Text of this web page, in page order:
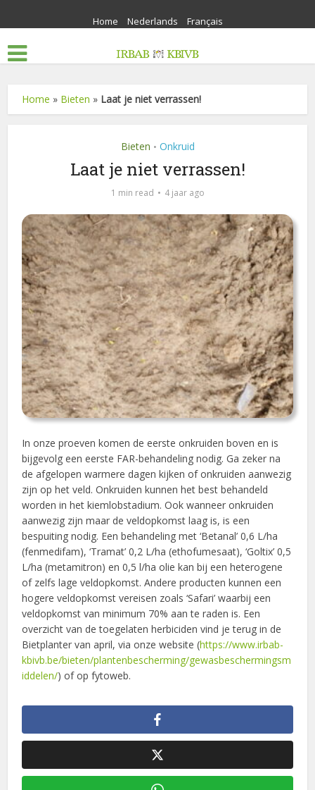
Home Nederlands Français
Home » Bieten » Laat je niet verrassen!
Bieten • Onkruid
Laat je niet verrassen!
1 min read 4 jaar ago
In onze proeven komen de eerste onkruiden boven en is
bijgevolg een eerste FAR-behandeling nodig. Ga zeker na
de afgelopen warmere dagen kijken of onkruiden aanwezig
zijn op het veld. Onkruiden kunnen het best behandeld
worden in het kiemlobstadium. Ook wanneer onkruiden
aanwezig zijn maar de veldopkomst laag is, is een
bespuiting nodig. Een behandeling met ‘Betanal’ 0,6 L/ha
(fenmedifam), ‘Tramat’ 0,2 L/ha (ethofumesaat), ‘Goltix’ 0,5
L/ha (metamitron) en 0,5 l/ha olie kan bij een heterogene
of zelfs lage veldopkomst. Andere producten kunnen een
hogere veldopkomst vereisen zoals ‘Safari’ waarbij een
veldopkomst van minimum 70% aan te raden is. Een
overzicht van de toegelaten herbiciden vind je terug in de
Bietplanter van april, via onze website (https://www.irbab-
kbivb.be/bieten/plantenbescherming/gewasbeschermingsm
iddelen/) of op fytoweb.